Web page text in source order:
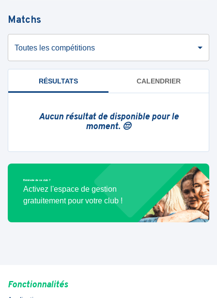
Matchs
Toutes les compétitions
RÉSULTATS CALENDRIER
Aucun résultat de disponible pour le
moment. 😔
Bénévole de ce club ?
Activez l'espace de gestion
gratuitement pour votre club !
Fonctionnalités